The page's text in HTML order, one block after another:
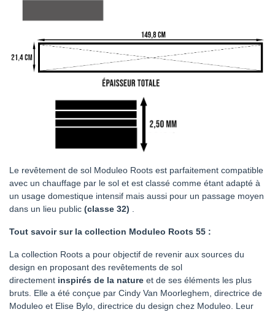
Le revêtement de sol Moduleo Roots est parfaitement compatible
avec un chauffage par le sol et est classé comme étant adapté à
un usage domestique intensif mais aussi pour un passage moyen
dans un lieu public (classe 32)
Tout savoir sur la collection Moduleo Roots 55 :
La collection Roots a pour objectif de revenir aux sources du
design en proposant des revêtements de sol
directement inspirés de la nature et de ses éléments les plus
bruts. Elle a été conçue par Cindy Van Moorleghem, directrice de
Moduleo et Elise Bylo, directrice du design chez Moduleo. Leur